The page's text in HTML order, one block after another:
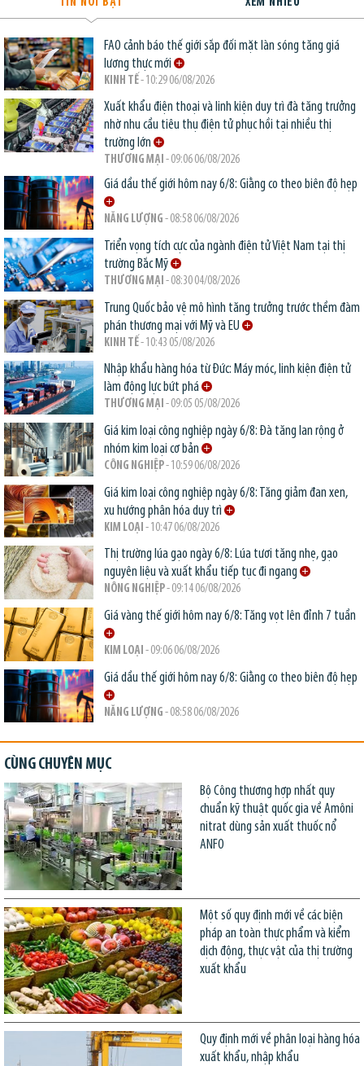
FAO cảnh báo thế giới sắp đối mặt làn sóng tăng giá
lương thực mới
KINH TẾ- 10:29 06/08/2026
Xuất khẩu điện thoại và linh kiện duy trì đà tăng trưởng
nhờ nhu cầu tiêu thụ điện tử phục hồi tại nhiều thị
trường lớn
THƯƠNG MẠI - 09:06 06/08/2026
Giá dầu thế giới hôm nay 6/8: Giằng co theo biên độ hẹp
NĂNG LƯỢNG - 08:58 06/08/2026
Triển vọng tích cực của ngành điện tử Việt Nam tại thị
trường Bắc Mỹ
THƯƠNG MẠI - 08:30 04/08/2026
Trung Quốc bảo vệ mô hình tăng trưởng trước thềm đàm
phán thương mại với Mỹ và EU
KINH TẾ- 10:43 05/08/2026
Nhập khẩu hàng hóa từ Đức: Máy móc, linh kiện điện tử
làm động lực bứt phá
THƯƠNG MẠI - 09:05 05/08/2026
Giá kim loại công nghiệp ngày 6/8: Đà tăng lan rộng ở
nhóm kim loại cơ bản
CÔNG NGHIỆP- 10:59 06/08/2026
Giá kim loại công nghiệp ngày 6/8: Tăng giảm đan xen,
xu hướng phân hóa duy trì
KIM LOẠI - 10:47 06/08/2026
Thị trường lúa gạo ngày 6/8: Lúa tươi tăng nhẹ, gạo
nguyên liệu và xuất khẩu tiếp tục đi ngang
NÔNG NGHIỆP- 09:14 06/08/2026
Giá vàng thế giới hôm nay 6/8: Tăng vọt lên đỉnh 7 tuần
KIM LOẠI - 09:06 06/08/2026
Giá dầu thế giới hôm nay 6/8: Giằng co theo biên độ hẹp
NĂNG LƯỢNG - 08:58 06/08/2026
CÙNG CHUYÊN MỤC
Bộ Công thương hợp nhất quy
chuẩn kỹ thuật quốc gia về Amôni
nitrat dùng sản xuất thuốc nổ
ANFO
Một số quy định mới về các biện
pháp an toàn thực phẩm và kiểm
dịch động, thực vật của thị trường
xuất khẩu
Quy định mới về phân loại hàng hóa
xuất khẩu, nhập khẩu